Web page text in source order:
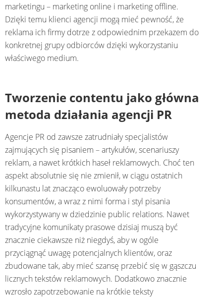
marketingu – marketing online i marketing offline.
Dzięki temu klienci agencji mogą mieć pewność, że
reklama ich firmy dotrze z odpowiednim przekazem do
konkretnej grupy odbiorców dzięki wykorzystaniu
właściwego medium.
Tworzenie contentu jako główna
metoda działania agencji PR
Agencje PR od zawsze zatrudniały specjalistów
zajmujących się pisaniem – artykułów, scenariuszy
reklam, a nawet krótkich haseł reklamowych. Choć ten
aspekt absolutnie się nie zmienił, w ciągu ostatnich
kilkunastu lat znacząco ewoluowały potrzeby
konsumentów, a wraz z nimi forma i styl pisania
wykorzystywany w dziedzinie public relations. Nawet
tradycyjne komunikaty prasowe dzisiaj muszą być
znacznie ciekawsze niż niegdyś, aby w ogóle
przyciągnąć uwagę potencjalnych klientów, oraz
zbudowane tak, aby mieć szansę przebić się w gąszczu
licznych tekstów reklamowych. Dodatkowo znacznie
wzrosło zapotrzebowanie na krótkie teksty